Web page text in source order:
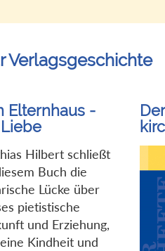
Verlagsgeschichte
Elternhaus -
Hilbert schließt
Buch die
Lücke über
pietistische
und Erziehung,
Kindheit und